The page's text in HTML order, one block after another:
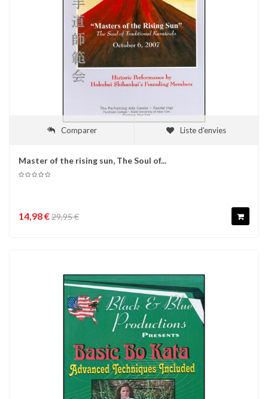
Comparer Liste d'envies
Master of the rising sun, The Soul of...
14,98 €29,95 €